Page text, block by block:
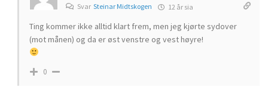
Svar Steinar Midtskogen 12 år sia
Ting kommer ikke alltid klart frem, men jeg kjørte sydover
(mot månen) og da er øst venstre og vest høyre!
0